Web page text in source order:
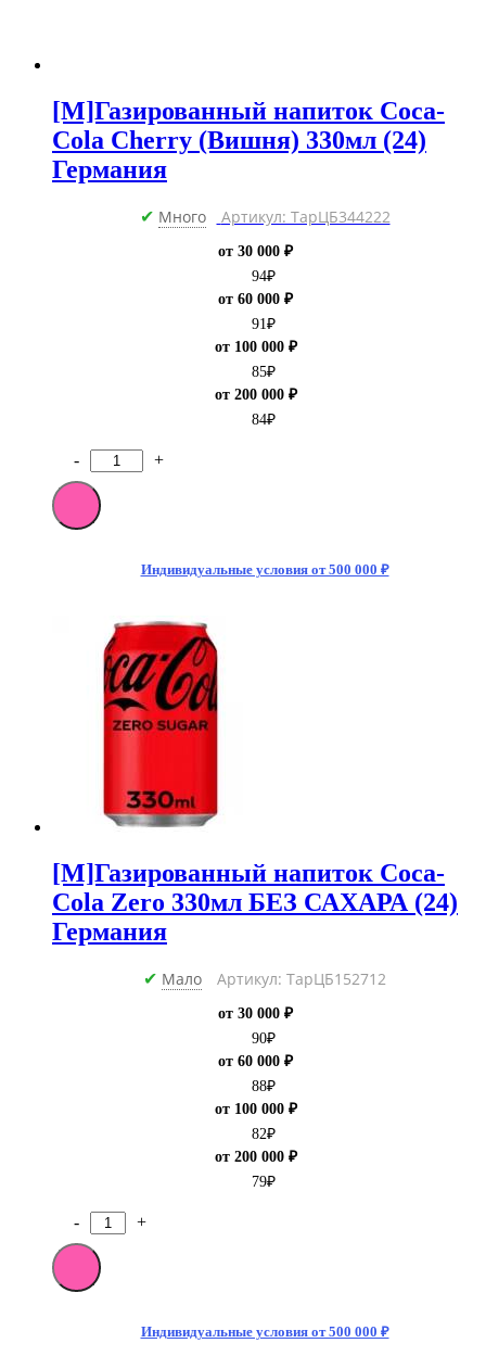
[M]Газированный напиток Coca-
Cola Cherry (Вишня) 330мл (24)
Германия
✔ Много Артикул: ТарЦБ344222
от 30 000 ₽
94₽
от 60 000 ₽
91₽
от 100 000 ₽
85₽
от 200 000 ₽
84₽
Количество
товара
[M]Газированный
напиток
Германия
- +
Индивидуальные условия от 500 000 ₽
[M]Газированный напиток Coca-
Cola Zero 330мл БЕЗ САХАРА (24)
Германия
✔ Мало Артикул: ТарЦБ152712
от 30 000 ₽
90₽
от 60 000 ₽
88₽
от 100 000 ₽
82₽
от 200 000 ₽
79₽
Количество
товара
[M]Газированный
напиток
- +
Индивидуальные условия от 500 000 ₽